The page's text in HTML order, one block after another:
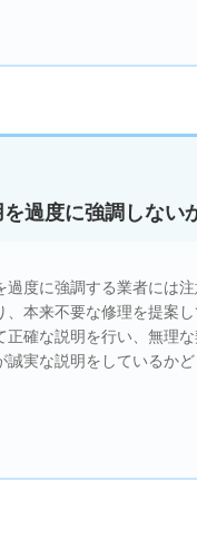
過度に強調しない
度に強調する業者には
本来不要な修理を提案
確な説明を行い、無理
実な説明をしているかど